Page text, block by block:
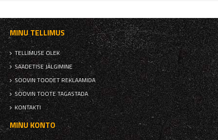
MINU TELLIMUS
TELLIMUSE OLEK
SAADETISE JÄLGIMINE
SOOVIN TOODET REKLAAMIDA
SOOVIN TOOTE TAGASTADA
KONTAKTI
MINU KONTO